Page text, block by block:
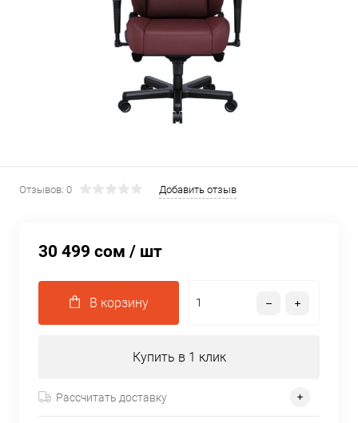
Отзывов: 0 Добавить отзыв
30 499 сом / шт
В корзину
Купить в 1 клик
Рассчитать доставку